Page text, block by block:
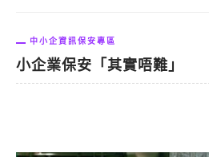
中小企資訊保安專區
小企業保安「其實唔難」